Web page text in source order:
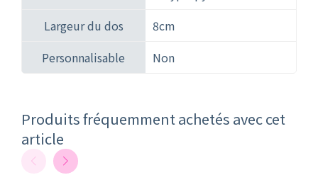
Largeur du dos
8cm
Personnalisable
Non
Produits fréquemment achetés avec cet
article